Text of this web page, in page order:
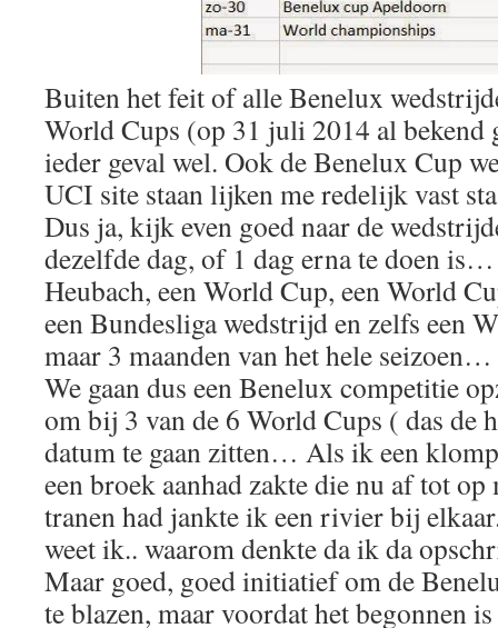
Buiten het feit of alle Benelux
World Cups (op 31 juli 2014 al bekend
ieder geval wel. Ook de Benelux Cup
UCI site staan lijken me redelijk vast
Dus ja, kijk even goed naar de
dezelfde dag, of 1 dag erna te doen
Heubach, een World Cup, een World
een Bundesliga wedstrijd en zelfs een
maar 3 maanden van het hele
We gaan dus een Benelux competitie
om bij 3 van de 6 World Cups ( das de
datum te gaan zitten… Als ik een
een broek aanhad zakte die nu af tot
tranen had jankte ik een rivier bij
weet ik.. waarom denkte da ik da
Maar goed, goed initiatief om de
te blazen, maar voordat het begonnen